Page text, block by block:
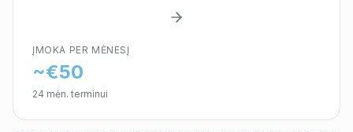
ĮMOKA PER MĖNESĮ
~€50
24 mėn. terminui